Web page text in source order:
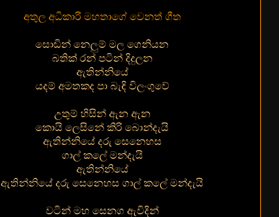
අතුල අධිකාරි මහතාගේ වෙනත් ගීත
සොඬින් නෙලුම් මල ගෙනියන
බතික් රන් පටින් දිදුලන
ඇතින්නියේ
යදම් අමතකද පා බැඳි විලංගුවේ
උතුම් හිසින් ඇන ඇන
කොයි ලෙසිනේ කිරි බොන්දැයි
ඇතින්නියේ දරු සෙනෙහස
ගාල් කලේ මන්දැයි
ඇතින්නියේ
ඇතින්නියේ දරු සෙනෙහස ගාල් කලේ මන්දැයි
වටින් මහ සෙනග ඇවිදින්